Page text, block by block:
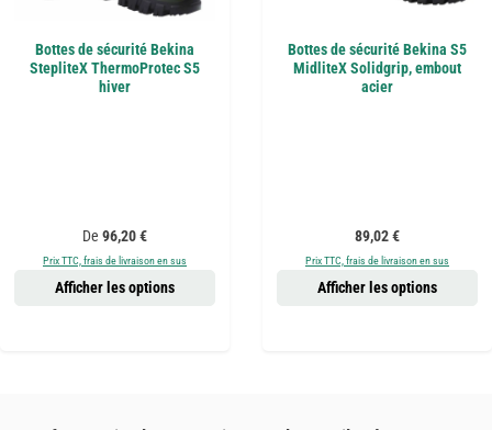
Bottes de sécurité Bekina
StepliteX ThermoProtec S5
hiver
Prix régulier :
De 96,20 €
Prix TTC, frais de livraison en sus
Afficher les options
Bottes de sécurité Bekina S5
MidliteX Solidgrip, embout
acier
Prix régulier :
89,02 €
Prix TTC, frais de livraison en sus
Afficher les options